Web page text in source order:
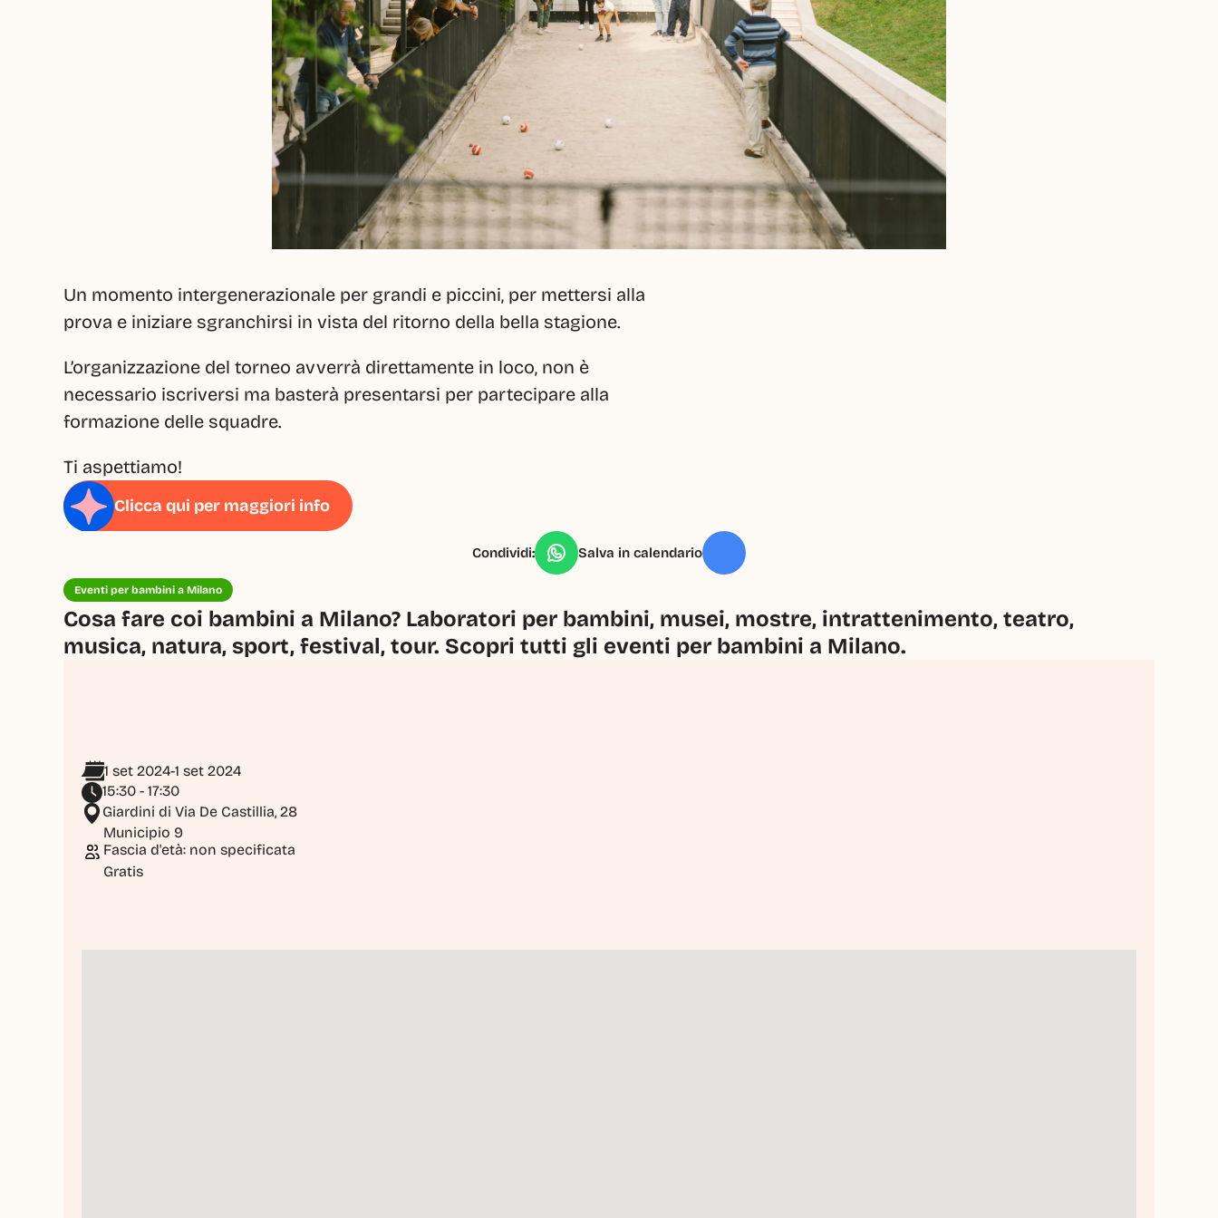
Un momento intergenerazionale per grandi e piccini, per mettersi alla
prova e iniziare sgranchirsi in vista del ritorno della bella stagione.
L’organizzazione del torneo avverrà direttamente in loco, non è
necessario iscriversi ma basterà presentarsi per partecipare alla
formazione delle squadre.
Ti aspettiamo!
Clicca qui per maggiori info
Condividi: Salva in calendario
Eventi per bambini a Milano
Cosa fare coi bambini a Milano? Laboratori per bambini, musei, mostre, intrattenimento, teatro,
musica, natura, sport, festival, tour. Scopri tutti gli eventi per bambini a Milano.
1 set 2024-1 set 2024
15:30 - 17:30
Giardini di Via De Castillia, 28
Municipio 9
Fascia d'età: non specificata
Gratis